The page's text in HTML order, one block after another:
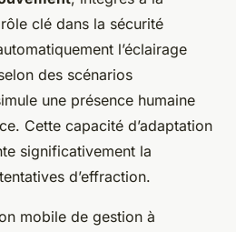
clé dans la sécurité
l’éclairage
des scénarios
une présence humaine
Cette capacité d’adaptation
significativement la
d’effraction.
mobile de gestion à